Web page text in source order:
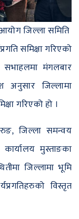
जिल्ला समिति
समिक्षा गरिएको
मंगलबार
अनुसार जिल्लामा
गरिएको हो ।
जिल्ला समन्वय
मुस्ताङका
जिल्लामा भूमि
विस्तृत